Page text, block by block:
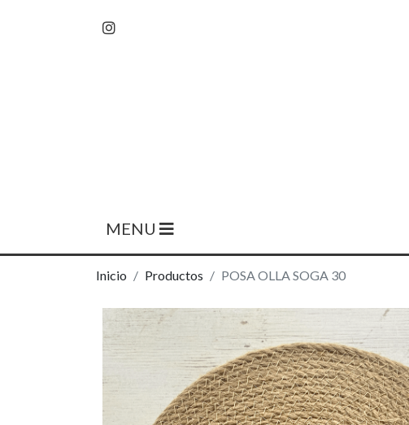
MENU
Inicio Productos POSA OLLA SOGA 30